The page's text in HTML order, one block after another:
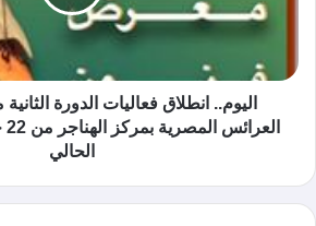
اليوم.. انطلاق فعاليات الدورة
الحالي